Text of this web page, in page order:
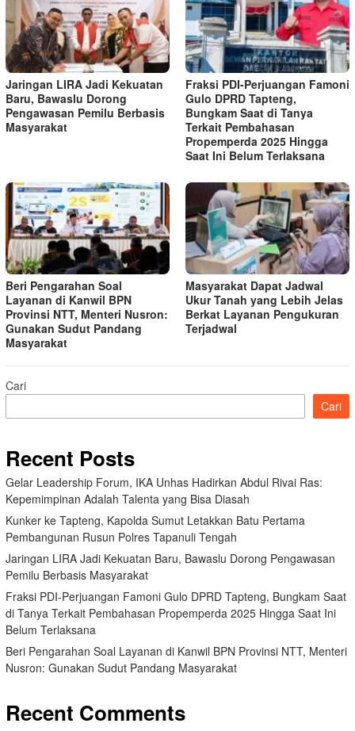
Jaringan LIRA Jadi Kekuatan
Baru, Bawaslu Dorong
Pengawasan Pemilu Berbasis
Masyarakat
Fraksi PDI-Perjuangan Famoni
Gulo DPRD Tapteng,
Bungkam Saat di Tanya
Terkait Pembahasan
Propemperda 2025 Hingga
Saat Ini Belum Terlaksana
Beri Pengarahan Soal
Layanan di Kanwil BPN
Provinsi NTT, Menteri Nusron:
Gunakan Sudut Pandang
Masyarakat
Masyarakat Dapat Jadwal
Ukur Tanah yang Lebih Jelas
Berkat Layanan Pengukuran
Terjadwal
Cari
Cari
Recent Posts
Gelar Leadership Forum, IKA Unhas Hadirkan Abdul Rivai Ras:
Kepemimpinan Adalah Talenta yang Bisa Diasah
Kunker ke Tapteng, Kapolda Sumut Letakkan Batu Pertama
Pembangunan Rusun Polres Tapanuli Tengah
Jaringan LIRA Jadi Kekuatan Baru, Bawaslu Dorong Pengawasan
Pemilu Berbasis Masyarakat
Fraksi PDI-Perjuangan Famoni Gulo DPRD Tapteng, Bungkam Saat
di Tanya Terkait Pembahasan Propemperda 2025 Hingga Saat Ini
Belum Terlaksana
Beri Pengarahan Soal Layanan di Kanwil BPN Provinsi NTT, Menteri
Nusron: Gunakan Sudut Pandang Masyarakat
Recent Comments